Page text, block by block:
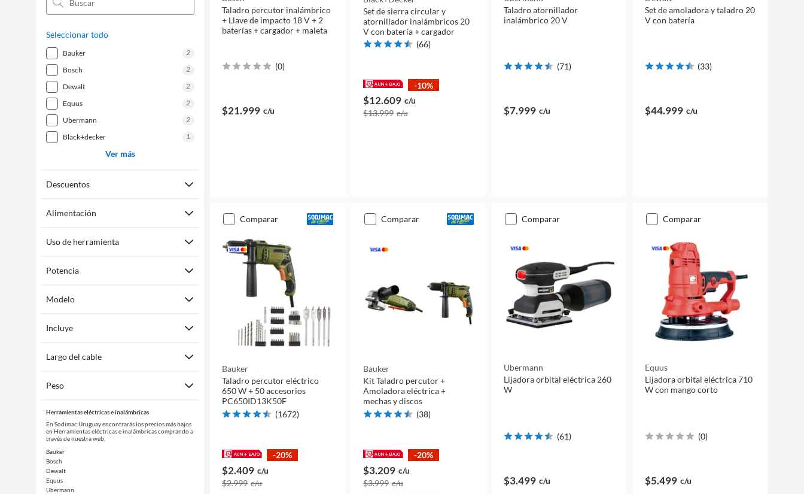
Seleccionar todo
bauker
2
bosch
2
dewalt
2
equus
2
ubermann
2
black+decker
1
Ver más
Descuentos
Alimentación
Uso de herramienta
Potencia
Modelo
Incluye
Largo del cable
Peso
Herramientas eléctricas e inalámbricas
En Sodimac Uruguay encontrarás los precios más bajos
en Herramientas eléctricas e inalámbricas comprando a
través de nuestra web.
Bauker
Bosch
Dewalt
Equus
Ubermann
Taladro percutor inalámbrico
+ Llave de impacto 18 V + 2
baterías + cargador + maleta
(0)
$21.999 c/u
Set de sierra circular y
atornillador inalámbricos 20
V con batería + cargador
(66)
-10%
$12.609 c/u
$13.999 c/u
Taladro atornillador
inalámbrico 20 V
(71)
$7.999 c/u
Set de amoladora y taladro 20
V con batería
(33)
$44.999 c/u
comparar
Bauker
Taladro percutor eléctrico
650 W + 50 accesorios
PC650ID13K50F
(1672)
-20%
$2.409 c/u
$2.999 c/u
comparar
Bauker
Kit Taladro percutor +
Amoladora eléctrica +
mechas y discos
(38)
-20%
$3.209 c/u
$3.999 c/u
comparar
Ubermann
Lijadora orbital eléctrica 260
W
(61)
$3.499 c/u
comparar
Equus
Lijadora orbital eléctrica 710
W con mango corto
(0)
$5.499 c/u